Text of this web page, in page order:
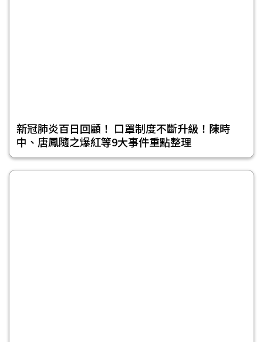
新冠肺炎百日回顧！ 口罩制度不斷升級！陳時
中、唐鳳隨之爆紅等9大事件重點整理